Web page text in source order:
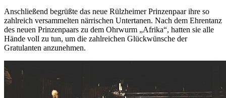
Anschließend begrüßte das neue Rülzheimer Prinzenpaar ihre so
zahlreich versammelten närrischen Untertanen. Nach dem Ehrentanz
des neuen Prinzenpaars zu dem Ohrwurm „Afrika“, hatten sie alle
Hände voll zu tun, um die zahlreichen Glückwünsche der
Gratulanten anzunehmen.